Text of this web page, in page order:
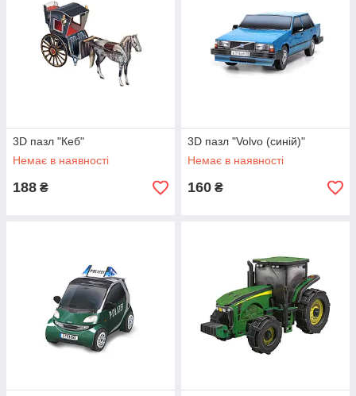
3D пазл "Кеб"
Немає в наявності
188 ₴
3D пазл "Volvo (синій)"
Немає в наявності
160 ₴